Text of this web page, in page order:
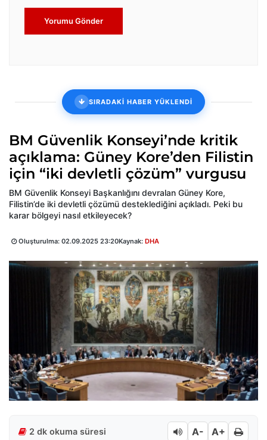
Yorumu Gönder
SIRADAKİ HABER YÜKLENDİ
BM Güvenlik Konseyi’nde kritik
açıklama: Güney Kore’den Filistin
için “iki devletli çözüm” vurgusu
BM Güvenlik Konseyi Başkanlığını devralan Güney Kore,
Filistin’de iki devletli çözümü desteklediğini açıkladı. Peki bu
karar bölgeyi nasıl etkileyecek?
Oluşturulma: 02.09.2025 23:20Kaynak: DHA
2 dk okuma süresi A- A+